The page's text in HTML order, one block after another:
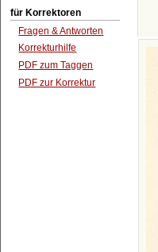
für Korrektoren
Fragen & Antworten
Korrekturhilfe
PDF zum Taggen
PDF zur Korrektur